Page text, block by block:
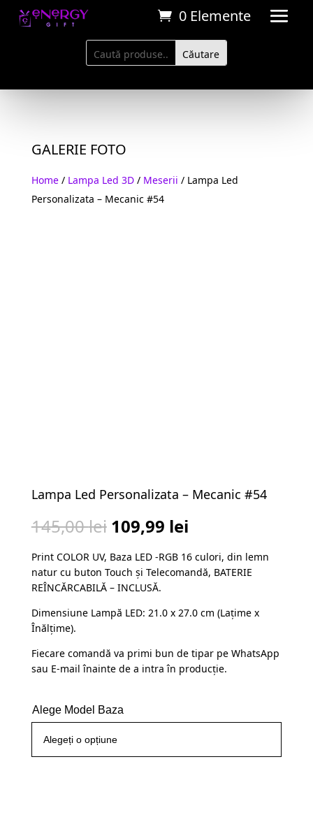
0 Elemente
GALERIE FOTO
Home/ Lampa Led 3D/ Meserii / Lampa Led
Personalizata – Mecanic #54
Lampa Led Personalizata – Mecanic #54
145,00lei Prețul
a
fost:
109,99 leiPrețul
este:
109,99 lei.
Print COLOR UV, Baza LED -RGB 16 culori, din lemn
natur cu buton Touch și Telecomandă, BATERIE
REÎNCĂRCABILĂ – INCLUSĂ.
Dimensiune Lampă LED: 21.0 x 27.0 cm (Lațime x
Înălțime).
Fiecare comandă va primi bun de tipar pe WhatsApp
sau E-mail înainte de a intra în producție.
Alege Model Baza